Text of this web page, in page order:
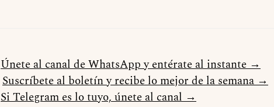
Únete al canal de WhatsApp y entérate al instante →
Suscríbete al boletín y recibe lo mejor de la semana →
Si Telegram es lo tuyo, únete al canal →